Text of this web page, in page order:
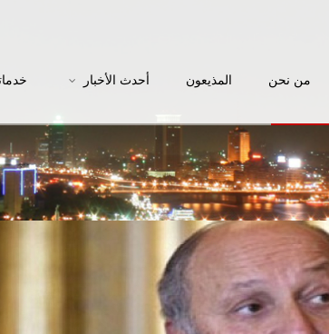
من نحن المذيعون أحدث الأخبار